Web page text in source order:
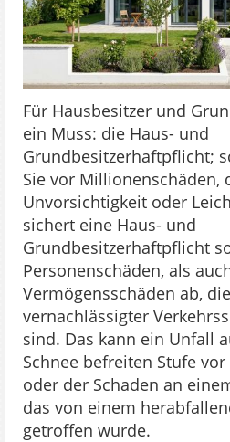
Für Hausbesitzer und
ein Muss: die Haus- und
Grundbesitzerhaftpflicht;
Sie vor Millionenschäden,
Unvorsichtigkeit oder
sichert eine Haus- und
Grundbesitzerhaftpflicht
Personenschäden, als
Vermögensschäden ab,
vernachlässigter
sind. Das kann ein Unfall
Schnee befreiten Stufe
oder der Schaden an
das von einem
getroffen wurde.